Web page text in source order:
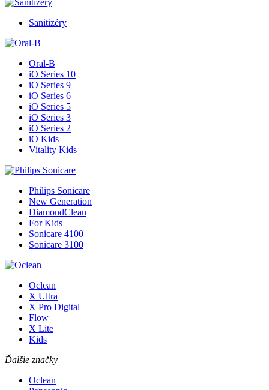
Sanitizéry
Oral-B
iO Series 10
iO Series 9
iO Series 6
iO Series 5
iO Series 3
iO Series 2
iO Kids
Vitality Kids
Philips Sonicare
New Generation
DiamondClean
For Kids
Sonicare 4100
Sonicare 3100
Oclean
X Ultra
X Pro Digital
Flow
X Lite
Kids
Ďalšie značky
Oclean